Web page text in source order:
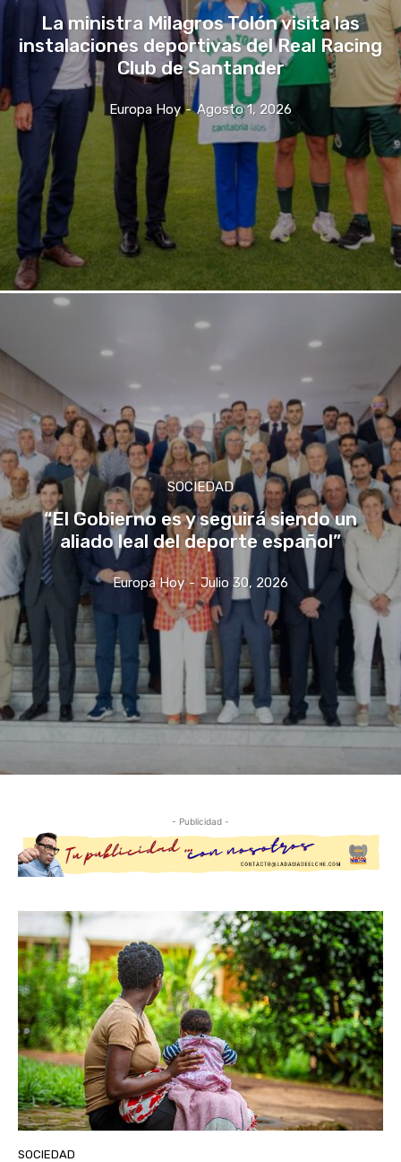
La ministra Milagros Tolón visita las
instalaciones deportivas del Real Racing
Club de Santander
Europa Hoy - Agosto 1, 2026
SOCIEDAD
“El Gobierno es y seguirá siendo un
aliado leal del deporte español”
Europa Hoy - Julio 30, 2026
- Publicidad -
SOCIEDAD